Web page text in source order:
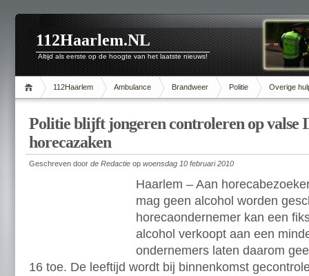
112Haarlem.NL
Altijd als eerste op de hoogte van het laatste nieuws!
112Haarlem Ambulance Brandweer Politie Overige
Politie blijft jongeren controleren op valse
horecazaken
Geschreven door de Redactie op woensdag 10 februari 2010
Haarlem – Aan
mag geen alcohol worden
horecaondernemer kan een
alcohol verkoopt aan een
ondernemers laten daarom
16 toe. De leeftijd wordt bij binnenkomst